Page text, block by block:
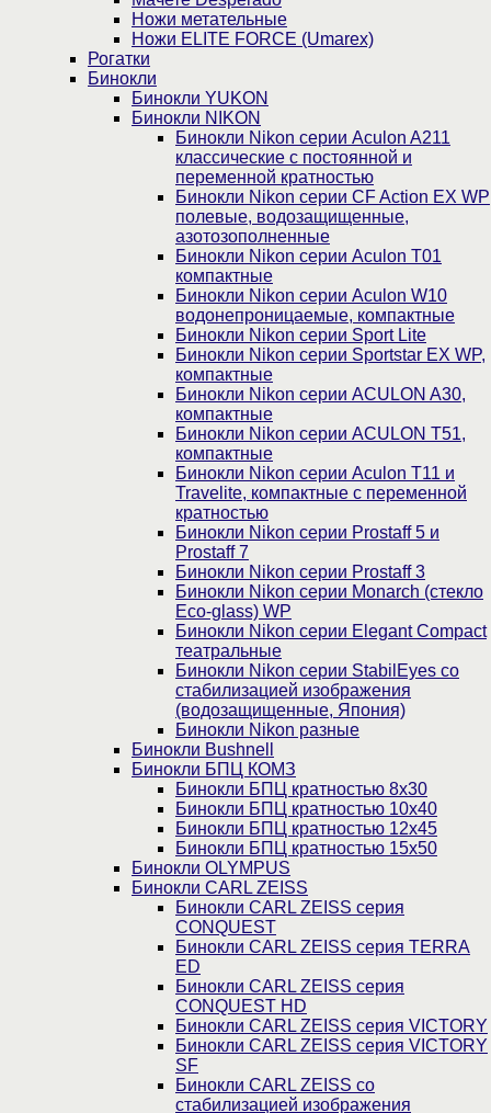
Ножи метательные
Ножи ELITE FORCE (Umarex)
Рогатки
Бинокли
Бинокли YUKON
Бинокли NIKON
Бинокли Nikon серии Aculon A211
классические с постоянной и
переменной кратностью
Бинокли Nikon серии СF Action EX WP
полевые, водозащищенные,
азотозополненные
Бинокли Nikon серии Aculon T01
компактные
Бинокли Nikon серии Aculon W10
водонепроницаемые, компактные
Бинокли Nikon серии Sport Lite
Бинокли Nikon серии Sportstar EX WP,
компактные
Бинокли Nikon серии ACULON A30,
компактные
Бинокли Nikon серии ACULON Т51,
компактные
Бинокли Nikon серии Aculon T11 и
Travelite, компактные с переменной
кратностью
Бинокли Nikon серии Prostaff 5 и
Prostaff 7
Бинокли Nikon серии Prostaff 3
Бинокли Nikon серии Monarch (стекло
Eco-glass) WP
Бинокли Nikon серии Elegant Compact
театральные
Бинокли Nikon серии StabilEyes со
стабилизацией изображения
(водозащищенные, Япония)
Бинокли Nikon разные
Бинокли Bushnell
Бинокли БПЦ КОМЗ
Бинокли БПЦ кратностью 8х30
Бинокли БПЦ кратностью 10х40
Бинокли БПЦ кратностью 12х45
Бинокли БПЦ кратностью 15х50
Бинокли OLYMPUS
Бинокли CARL ZEISS
Бинокли CARL ZEISS серия
CONQUEST
Бинокли CARL ZEISS серия TERRA
ED
Бинокли CARL ZEISS серия
CONQUEST HD
Бинокли CARL ZEISS серия VICTORY
Бинокли CARL ZEISS серия VICTORY
SF
Бинокли CARL ZEISS со
стабилизацией изображения